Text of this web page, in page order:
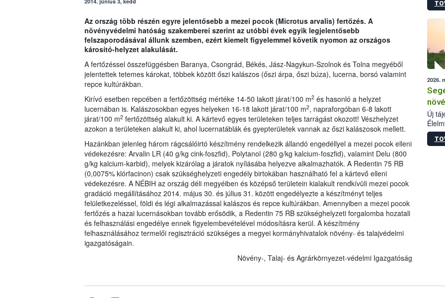
Az ország több részén egyre jelentősebb a mezei pocok (Microtus arvalis) fertőzés. A
növényvédelmi hatóság szakemberei szerint az utóbbi évek egyik legjelentősebb
felszaporodásával állunk szemben, ezért kiemelt figyelemmel követik nyomon az országos
károsító-helyzet alakulását.
A fertőzéssel összefüggésben Baranya, Csongrád, Békés, Jász-Nagykun-Szolnok és Tolna megyéből
jelentettek tetemes károkat, többek között őszi kalászos (őszi árpa, őszi búza), lucerna, borsó valamint
repce kultúrákban.
Kirívó esetben repcében a fertőzöttség mértéke 14-50 lakott járat/100 m2és hasonló a helyzet
lucernában is. Kalászosokban egyes helyeken 16-18 lakott járat/100 m2, napraforgóban 6-8 lakott
járat/100 m2fertőzöttség alakult ki. A kártevő egyes területeken teljes tarrágást okozott! Vészhelyzet
azokon a területeken alakult ki, ahol lucernatáblák és gyepterületek vannak az őszi kalászosok mellett.
Hazánkban jelenleg három rágcsálóirtó készítmény rendelkezik állandó engedéllyel a mezei pocok elleni
védekezésre: Arvalin LR (40 g/kg cink-foszfid), Polytanol (280 g/kg kalcium-foszfid), valamint Delu (800
g/kg kalcium-karbid), melyek kizárólag a járatok nyílásába helyezve alkalmazhatók. A Redentin 75 RB
(0,0075% klórfacinon) csak szükséghelyzeti engedély birtokában használható fel a kártevő elleni
védekezésre. A NÉBIH az ország déli megyéiben és középső területein kialakult rendkívüli mezei pocok
gradáció megállításához 2014. május 30. és július 31. között engedélyezte a készítményt teljes
felületkezeléssel, földi és légi alkalmazással kalászos és repce kultúrákban. Amennyiben a mezei pocok
fertőzés a hazai lucernásokban tovább erősödik, a Redentin 75 RB szükséghelyzeti forgalomba hozatali
és felhasználási engedélye ennek figyelembevételével módosításra kerül. A készítmény
felhasználásához termelői regisztráció szükséges a megyei kormányhivatalok növény- és talajvédelmi
igazgatóságain.
Növény-, Talaj- és Agrárkörnyezet-védelmi Igazgatóság
kis
2026.
Új